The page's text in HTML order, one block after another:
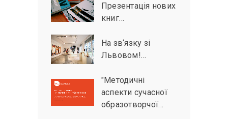
Презентація нових
книг…
На зв‘язку зі
Львовом!…
"Методичні
аспекти сучасної
образотворчої…